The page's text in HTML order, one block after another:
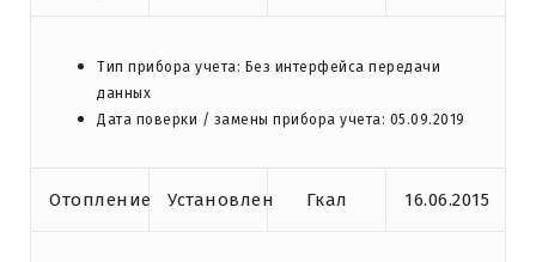
Тип прибора учета: Без интерфейса передачи
данных
Дата поверки / замены прибора учета: 05.09.2019
Отопление Установлен Гкал 16.06.2015